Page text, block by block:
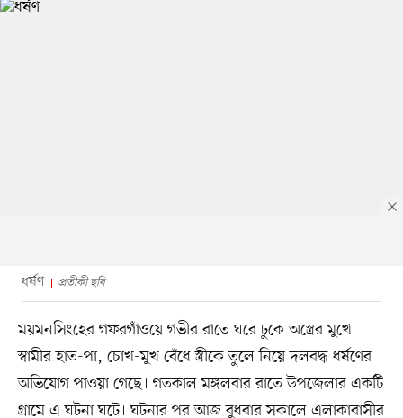
ধর্ষণ প্রতীকী ছবি
ময়মনসিংহের গফরগাঁওয়ে গভীর রাতে ঘরে ঢুকে অস্ত্রের মুখে
স্বামীর হাত-পা, চোখ-মুখ বেঁধে স্ত্রীকে তুলে নিয়ে দলবদ্ধ ধর্ষণের
অভিযোগ পাওয়া গেছে। গতকাল মঙ্গলবার রাতে উপজেলার একটি
গ্রামে এ ঘটনা ঘটে। ঘটনার পর আজ বুধবার সকালে এলাকাবাসীর